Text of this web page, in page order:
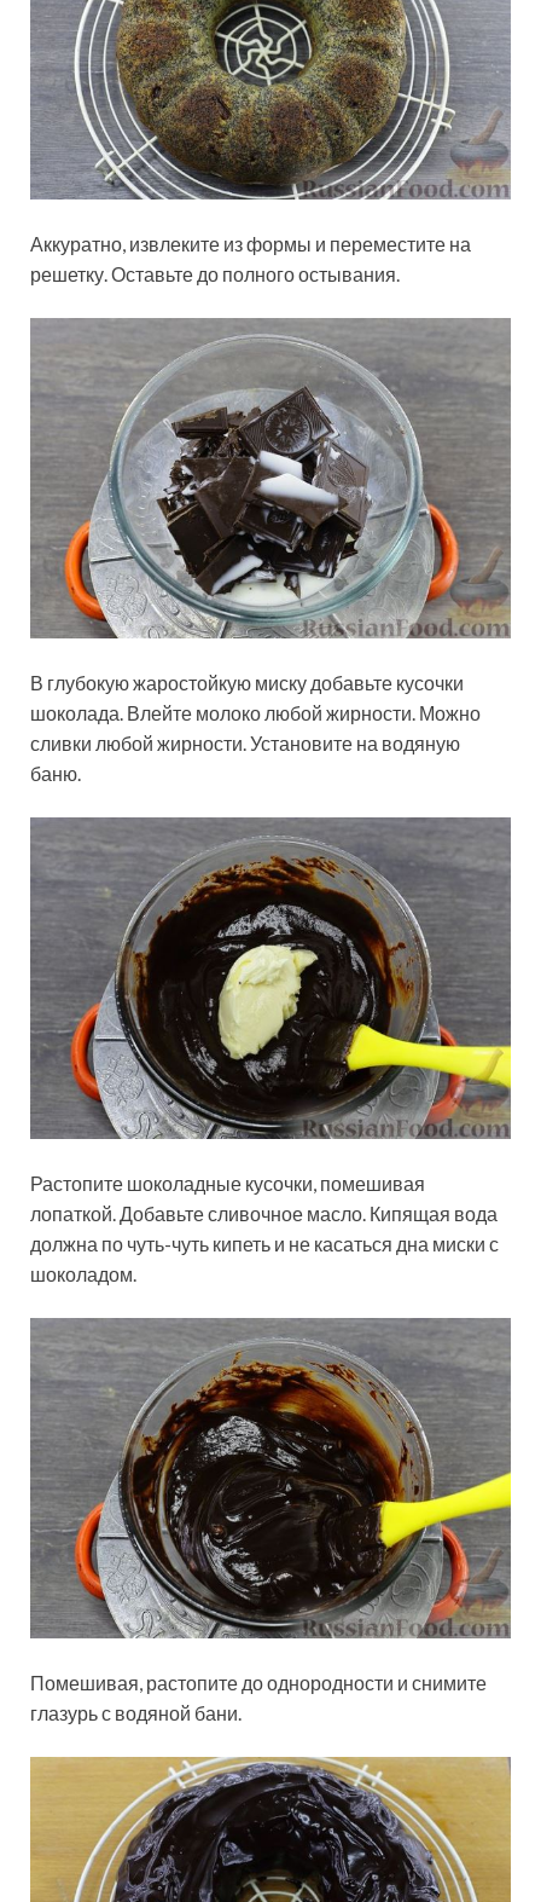
Аккуратно, извлеките из формы и переместите на
решетку. Оставьте до полного остывания.
В глубокую жаростойкую миску добавьте кусочки
шоколада. Влейте молоко любой жирности. Можно
сливки любой жирности. Установите на водяную
баню.
Растопите шоколадные кусочки, помешивая
лопаткой. Добавьте сливочное масло. Кипящая вода
должна по чуть-чуть кипеть и не касаться дна миски с
шоколадом.
Помешивая, растопите до однородности и снимите
глазурь с водяной бани.